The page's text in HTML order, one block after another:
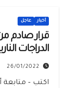
أخبار عاجل
‏‏قرار صادم
الدراجات
26/01/2022
‏اكتب – متابعة